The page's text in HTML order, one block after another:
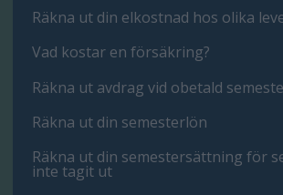
Räkna ut din elkostnad hos olika
Vad kostar en försäkring?
Räkna ut avdrag vid obetald
Räkna ut din semesterlön
Räkna ut din semestersättning för
inte tagit ut